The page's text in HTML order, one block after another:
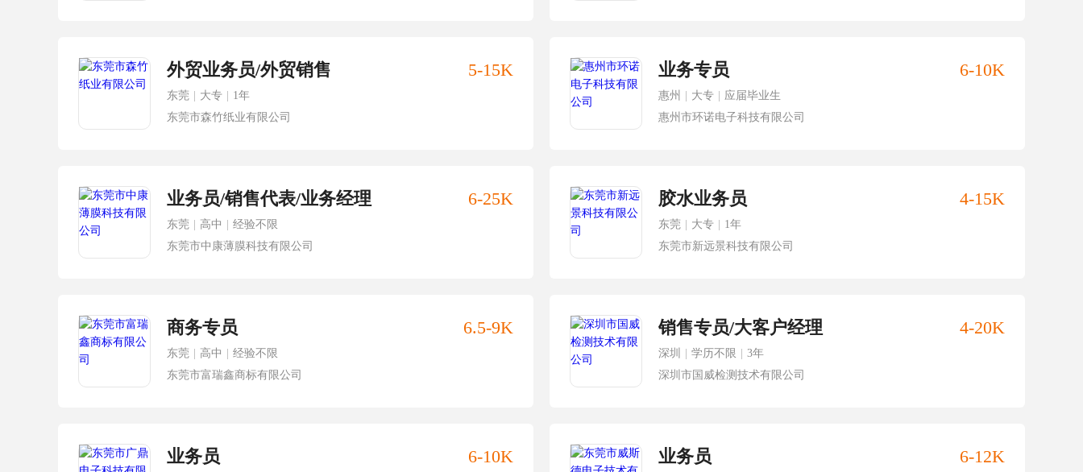
外贸业务员/外贸销售 5-15K
东莞 大专
1年
东莞市森竹纸业有限公司
业务专员 6-10K
惠州 大专
应届毕业生
惠州市环诺电子科技有限公司
业务员/销售代表/业务经理 6-25K
东莞 高中
经验不限
东莞市中康薄膜科技有限公司
胶水业务员 4-15K
东莞 大专
1年
东莞市新远景科技有限公司
商务专员 6.5-9K
东莞 高中
经验不限
东莞市富瑞鑫商标有限公司
销售专员/大客户经理 4-20K
深圳 学历不限
3年
深圳市国威检测技术有限公司
业务员 6-10K 业务员 6-12K